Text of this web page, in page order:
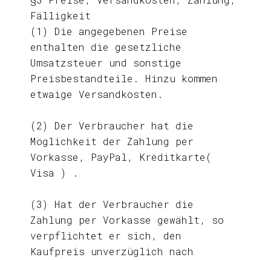
Fälligkeit
(1) Die angegebenen Preise
enthalten die gesetzliche
Umsatzsteuer und sonstige
Preisbestandteile. Hinzu kommen
etwaige Versandkosten.
(2) Der Verbraucher hat die
Möglichkeit der Zahlung per
Vorkasse, PayPal, Kreditkarte(
Visa ) .
(3) Hat der Verbraucher die
Zahlung per Vorkasse gewählt, so
verpflichtet er sich, den
Kaufpreis unverzüglich nach